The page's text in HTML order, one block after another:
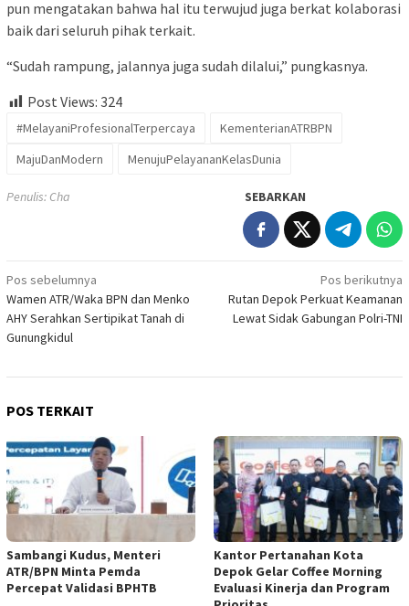
pun mengatakan bahwa hal itu terwujud juga berkat kolaborasi
baik dari seluruh pihak terkait.
“Sudah rampung, jalannya juga sudah dilalui,” pungkasnya.
Post Views: 324
#MelayaniProfesionalTerpercaya
KementerianATRBPN
MajuDanModern
MenujuPelayananKelasDunia
Penulis: Cha SEBARKAN
Navigasi
pos
Pos sebelumnya
Wamen ATR/Waka BPN dan Menko
AHY Serahkan Sertipikat Tanah di
Gunungkidul
Pos berikutnya
Rutan Depok Perkuat Keamanan
Lewat Sidak Gabungan Polri-TNI
POS TERKAIT
Sambangi Kudus, Menteri
ATR/BPN Minta Pemda
Percepat Validasi BPHTB
Kantor Pertanahan Kota
Depok Gelar Coffee Morning
Evaluasi Kinerja dan Program